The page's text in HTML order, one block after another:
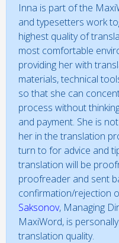
Inna is part of the
and typesetters work
highest quality of
most comfortable
providing her with
materials, technical
so that she can
process without
and payment. She is
her in the translation
turn to for advice and
translation will be
proofreader and sent
confirmation/rejection
Saksonov, Managing
MaxiWord, is
translation quality.